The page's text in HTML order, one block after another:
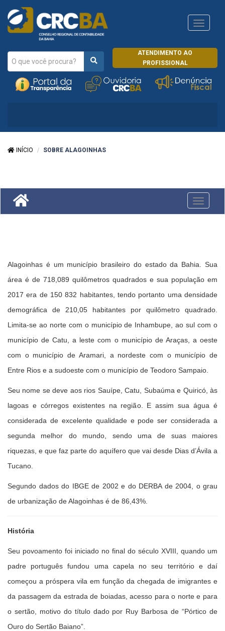
ATENDIMENTO AO
PROFISSIONAL
CRCRJ
INÍCIO SOBRE ALAGOINHAS
Toggle
Alagoinhas é um município brasileiro do estado da Bahia. Sua
área é de 718,089 quilômetros quadrados e sua população em
2017 era de 150 832 habitantes, tendo portanto uma densidade
demográfica de 210,05 habitantes por quilômetro quadrado.
Limita-se ao norte com o município de Inhambupe, ao sul com o
município de Catu, a leste com o município de Araças, a oeste
com o município de Aramari, a nordeste com o município de
Entre Rios e a sudoeste com o município de Teodoro Sampaio.
Seu nome se deve aos rios Sauípe, Catu, Subaúma e Quiricó, às
lagoas e córregos existentes na região. E assim sua água é
considerada de excelente qualidade e pode ser considerada a
segunda melhor do mundo, sendo uma de suas maiores
riquezas, e que faz parte do aquífero que vai desde Dias d’Ávila a
Tucano.
Segundo dados do IBGE de 2002 e do DERBA de 2004, o grau
de urbanização de Alagoinhas é de 86,43%.
História
Seu povoamento foi iniciado no final do século XVIII, quando um
padre português fundou uma capela no seu território e daí
começou a próspera vila em função da chegada de imigrantes e
da passagem da estrada de boiadas, acesso para o norte e para
o sertão, motivo do título dado por Ruy Barbosa de “Pórtico de
Ouro do Sertão Baiano”.